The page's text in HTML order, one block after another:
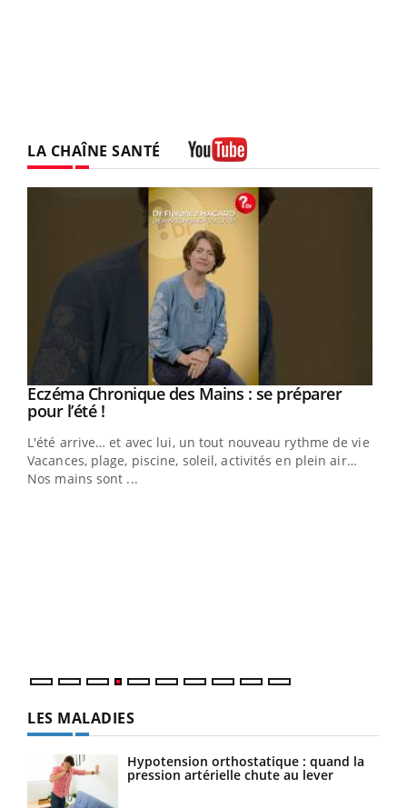
LA CHAÎNE SANTÉ
Youtube
Eczéma Chronique des Mains : se préparer
pour l’été !Youtube
L'été arrive… et avec lui, un tout nouveau rythme de vie !
Vacances, plage, piscine, soleil, activités en plein air…
Nos mains sont ...
LES MALADIES
Hypotension orthostatique : quand la
pression artérielle chute au lever